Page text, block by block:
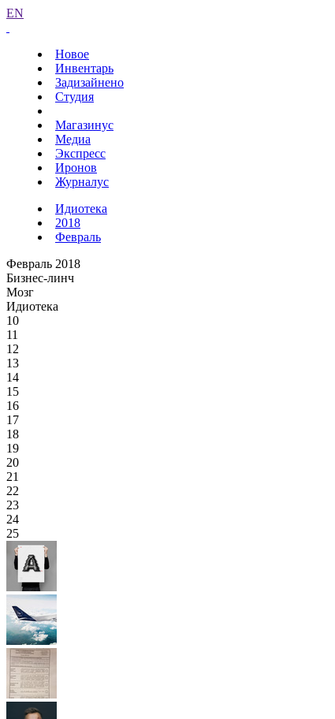
EN
Новое
Инвентарь
Задизайнено
Студия
Магазинус
Медиа
Экспресс
Иронов
Журналус
Идиотека
2018
Февраль
Февраль 2018
Бизнес-линч
Мозг
Идиотека
10
11
12
13
14
15
16
17
18
19
20
21
22
23
24
25